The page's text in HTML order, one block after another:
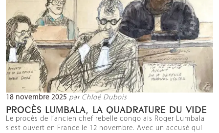
18 novembre 2025 par Chloé Dubois
PROCÈS LUMBALA, LA QUADRATURE DU VIDE
Le procès de l’ancien chef rebelle congolais Roger Lumbala
s’est ouvert en France le 12 novembre. Avec un accusé qui